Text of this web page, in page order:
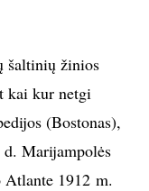
šaltinių žinios
kai kur netgi
(Bostonas),
Marijampolės
1912 m.